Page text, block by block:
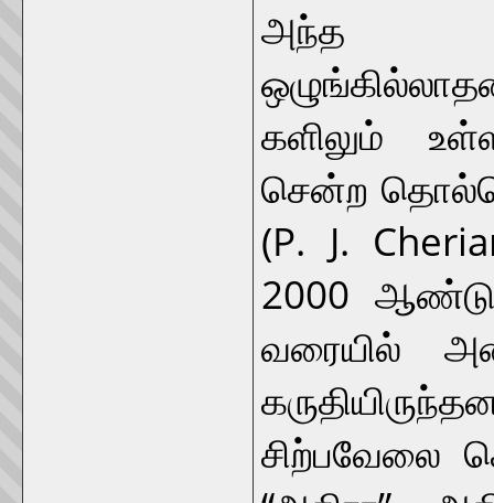
அந்த
களிலும்
சென்ற
(P. J.
2000
வரையில்
சிற்பவேலை